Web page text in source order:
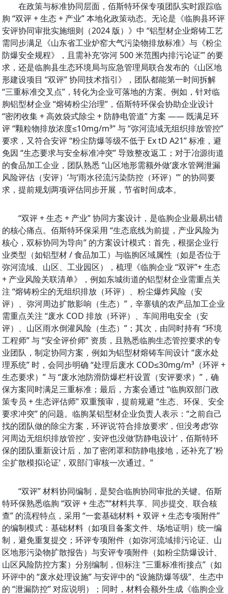
在政策与标准协同层面，佰斯特环保专项团队实时跟踪临
朐 “双评 + 生态 + 产业” 本地化政策动态。无论是《临朐县环评
安评协同审批实施细则（2024 版）》中 “铝型材企业熔铸工艺
需同步满足《山东省工业炉窑大气污染物排放标准》与《粉尘
防爆安全规程》，且需补充‘弥河 500 米范围内排污论证’” 的要
求，还是临朐县生态环境局与应急管理局联合发布的《山区地
形建设项目 “双评” 协同技术指引》，团队都能第一时间拆解
“三重标准交叉点”，转化为企业可落地的方案。例如，针对临
朐铝型材企业 “熔铸粉尘治理”，佰斯特环保会协助企业设计
“密闭收集 + 高效袋式除尘 + 防静电管道” 方案 —— 既满足环
评 “颗粒物排放浓度≤10mg/m³” 与 “弥河流域无组织排放管控”
要求，又符合安评 “粉尘防爆等级不低于 Ex tD A21” 标准，避
免因 “生态要求与安全标准冲突” 导致整改返工；对于冶源街道
的食品加工企业，团队熟悉 “山区地形需额外做‘废水管网泄漏
风险评估（安评）’与‘雨水径流污染防控（环评）’” 的协同要
求，提前规划两项评估同步开展，节省时间成本。
“双评 + 生态 + 产业” 协同方案设计，是临朐企业最易出错
的核心痛点。佰斯特环保采用 “生态底线为前提，产业风险为
核心，双标协同为导向” 的方案设计模式：首先，根据企业行
业类型（如铝型材 / 食品加工）与临朐区域属性（如是否位于
弥河流域、山区、工业园区），梳理《临朐企业 “双评”+ 生态
+ 产业风险关联清单》，例如东城街道的铝型材企业需重点关
注 “熔铸粉尘的无组织排放（环评）、粉尘爆炸风险（安
评）、弥河周边扩散影响（生态）”，辛寨镇的农产品加工企业
需重点关注 “废水 COD 排放（环评）、车间用电安全（安
评）、山区雨水倒灌风险（生态）”；其次，由同时持有 “环境
工程师” 与 “安全评价师” 资质，且熟悉临朐生态管控要求的专
业团队，制定协同方案，例如为铝型材熔铸车间设计 “废水处
理系统” 时，会同步明确 “处理后废水 COD≤30mg/m³（环评 +
生态要求）” 与 “废水池防滑防爆栏杆设置（安评要求）”，确
保方案同时满足三重标准；最后，方案会通过 “临朐双部门政
策专员 + 生态评估师” 双重预审，提前规避 “生态、环保、安全
要求冲突” 的问题。临朐某铝型材企业负责人表示：“之前自己
找的团队做的除尘方案，环评说‘符合排放要求’，但没考虑‘弥
河周边无组织排放管控’，安评也没做‘防静电设计’，佰斯特环
保的团队重新设计后，加了密闭罩和防静电接地，还补充了‘粉
尘扩散模拟论证’，双部门审核一次通过。”
“双评” 材料协同编制，是契合临朐协同审批的关键。佰斯
特环保熟悉临朐 “双评 + 生态”“材料共享、同步提交、联合核
查” 的流程特点，采用 “一套基础材料 + 双评 + 生态专项附件”
的编制模式：基础材料（如项目备案文件、场地证明）统一编
制，避免重复提交；环评专项附件（如弥河流域排污论证、山
区地形污染物扩散报告）与安评专项附件（如粉尘防爆设计、
山区风险防控方案）分别编制，但标注 “三重标准衔接点”（如
环评中的 “废水处理设施” 与安评中的 “设施防爆等级”、生态中
的 “泄漏防控” 对应说明）；同时，材料会额外生成《临朐企业